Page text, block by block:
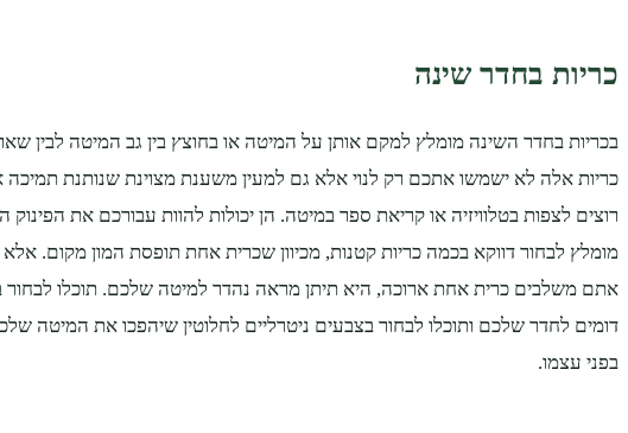
כריות בחדר שינה
בכריות בחדר השינה מומלץ למקם אותן על המיטה או בחוצץ בין גב המיטה לבין
כריות אלה לא ישמשו אתכם רק לנוי אלא גם למעין משענת מצוינת שנותנת
רוצים לצפות בטלוויזיה או קריאת ספר במיטה. הן יכולות להוות עבורכם את הפינוק
מומלץ לבחור דווקא בכמה כריות קטנות, מכיוון שכרית אחת תופסת המון מקום.
אתם משלבים כרית אחת ארוכה, היא תיתן מראה נהדר למיטה שלכם. תוכלו לבחור
דומים לחדר שלכם ותוכלו לבחור בצבעים ניטרליים לחלוטין שיהפכו את המיטה
בפני עצמו.